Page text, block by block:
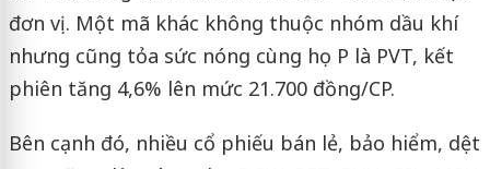
đơn vị. Một mã khác không thuộc nhóm dầu khí
nhưng cũng tỏa sức nóng cùng họ P là PVT, kết
phiên tăng 4,6% lên mức 21.700 đồng/CP.
Bên cạnh đó, nhiều cổ phiếu bán lẻ, bảo hiểm, dệt